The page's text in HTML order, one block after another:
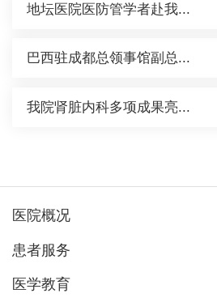
地坛医院医防管学者赴我...
巴西驻成都总领事馆副总...
我院肾脏内科多项成果亮...
医院概况
患者服务
医学教育